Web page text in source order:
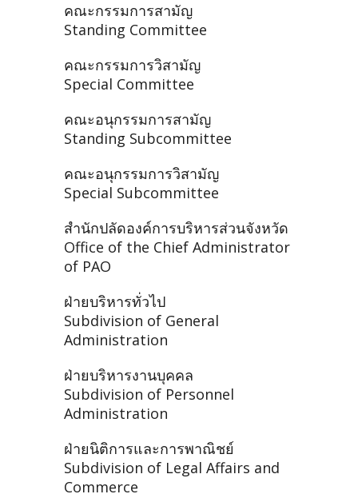
คณะกรรมการสามัญ
Standing Committee
คณะกรรมการวิสามัญ
Special Committee
คณะอนุกรรมการสามัญ
Standing Subcommittee
คณะอนุกรรมการวิสามัญ
Special Subcommittee
สำนักปลัดองค์การบริหารส่วนจังหวัด
Office of the Chief Administrator
of PAO
ฝ่ายบริหารทั่วไป
Subdivision of General
Administration
ฝ่ายบริหารงานบุคคล
Subdivision of Personnel
Administration
ฝ่ายนิติการและการพาณิชย์
Subdivision of Legal Affairs and
Commerce